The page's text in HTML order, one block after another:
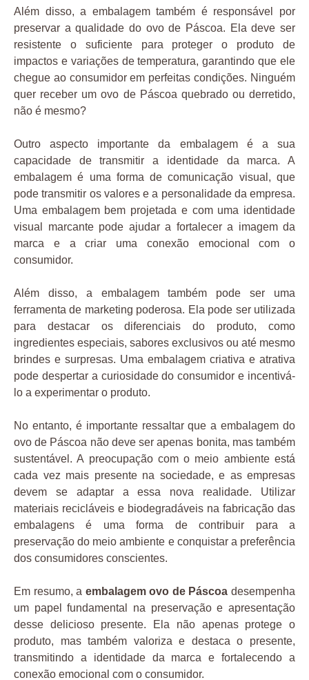
Além disso, a embalagem também é responsável por
preservar a qualidade do ovo de Páscoa. Ela deve ser
resistente o suficiente para proteger o produto de
impactos e variações de temperatura, garantindo que ele
chegue ao consumidor em perfeitas condições. Ninguém
quer receber um ovo de Páscoa quebrado ou derretido,
não é mesmo?
Outro aspecto importante da embalagem é a sua
capacidade de transmitir a identidade da marca. A
embalagem é uma forma de comunicação visual, que
pode transmitir os valores e a personalidade da empresa.
Uma embalagem bem projetada e com uma identidade
visual marcante pode ajudar a fortalecer a imagem da
marca e a criar uma conexão emocional com o
consumidor.
Além disso, a embalagem também pode ser uma
ferramenta de marketing poderosa. Ela pode ser utilizada
para destacar os diferenciais do produto, como
ingredientes especiais, sabores exclusivos ou até mesmo
brindes e surpresas. Uma embalagem criativa e atrativa
pode despertar a curiosidade do consumidor e incentivá-
lo a experimentar o produto.
No entanto, é importante ressaltar que a embalagem do
ovo de Páscoa não deve ser apenas bonita, mas também
sustentável. A preocupação com o meio ambiente está
cada vez mais presente na sociedade, e as empresas
devem se adaptar a essa nova realidade. Utilizar
materiais recicláveis e biodegradáveis na fabricação das
embalagens é uma forma de contribuir para a
preservação do meio ambiente e conquistar a preferência
dos consumidores conscientes.
Em resumo, a embalagem ovo de Páscoa desempenha
um papel fundamental na preservação e apresentação
desse delicioso presente. Ela não apenas protege o
produto, mas também valoriza e destaca o presente,
transmitindo a identidade da marca e fortalecendo a
conexão emocional com o consumidor.